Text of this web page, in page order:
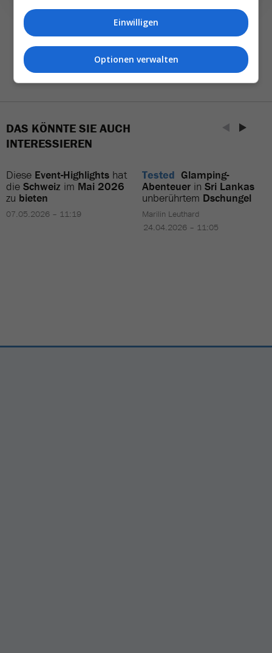
DAS KÖNNTE SIE AUCH
INTERESSIEREN
Diese Event-Highlights hat
die Schweiz im Mai 2026
zu bieten
07.05.2026 – 11:19
Tested Glamping-
Abenteuer in Sri Lankas
unberührtem Dschungel
Marilin Leuthard
24.04.2026 – 11:05
Einwilligen
Optionen verwalten